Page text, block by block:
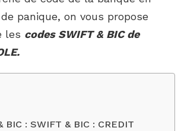
panique, on vous propose
les codes SWIFT & BIC de
BIC : SWIFT & BIC : CREDIT